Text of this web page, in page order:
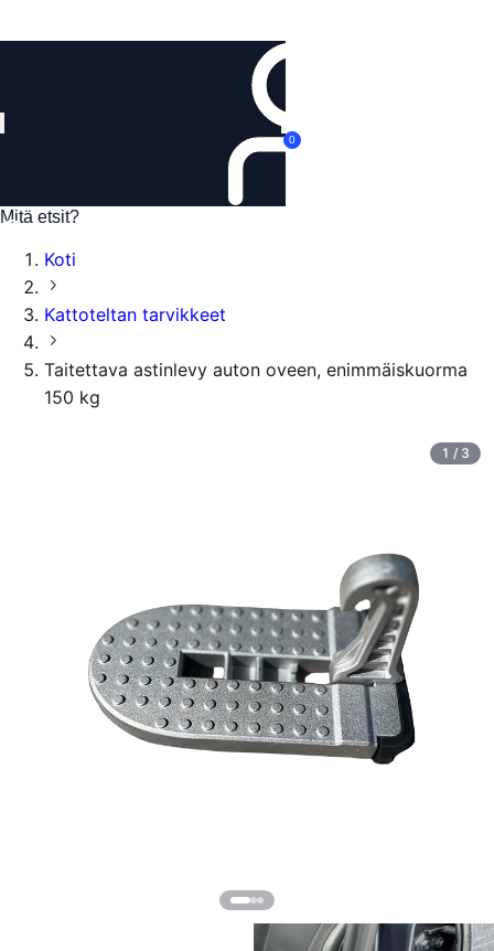
0
Koti
Kattoteltan tarvikkeet
Taitettava astinlevy auton oveen, enimmäiskuorma
150 kg
1 / 3